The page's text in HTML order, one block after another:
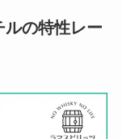
ルの特性レー